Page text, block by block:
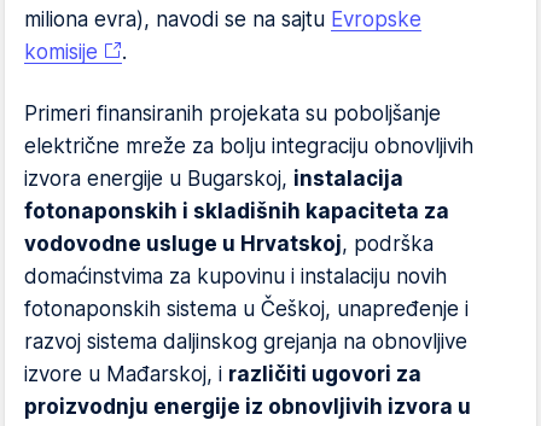
miliona evra), navodi se na sajtu Evropske
komisije
.
Primeri finansiranih projekata su poboljšanje
električne mreže za bolju integraciju obnovljivih
izvora energije u Bugarskoj, instalacija
fotonaponskih i skladišnih kapaciteta za
vodovodne usluge u Hrvatskoj, podrška
domaćinstvima za kupovinu i instalaciju novih
fotonaponskih sistema u Češkoj, unapređenje i
razvoj sistema daljinskog grejanja na obnovljive
izvore u Mađarskoj, i različiti ugovori za
proizvodnju energije iz obnovljivih izvora u